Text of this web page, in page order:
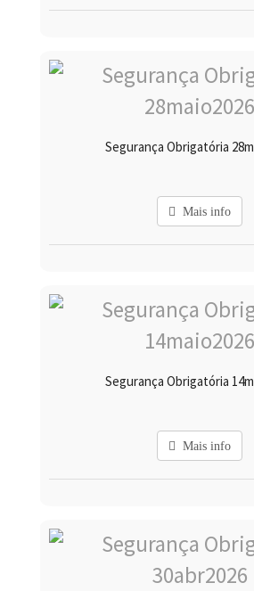
Segurança Obrigatória
Mais info
Segurança Obrigatória
Mais info